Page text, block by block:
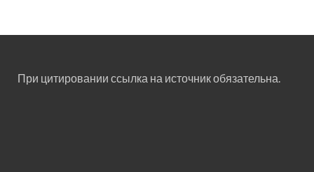
При цитировании ссылка на источник обязательна.